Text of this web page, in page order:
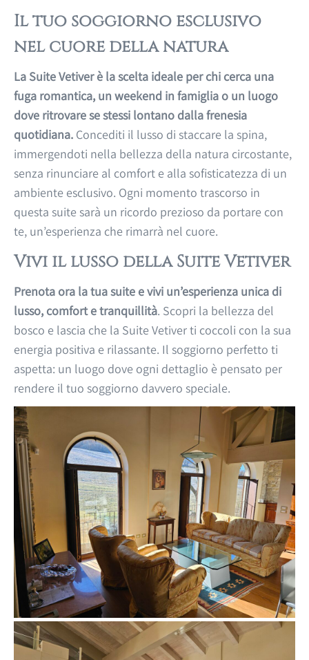
Il tuo soggiorno esclusivo
nel cuore della natura
La Suite Vetiver è la scelta ideale per chi cerca una
fuga romantica, un weekend in famiglia o un luogo
dove ritrovare se stessi lontano dalla frenesia
quotidiana. Concediti il lusso di staccare la spina,
immergendoti nella bellezza della natura circostante,
senza rinunciare al comfort e alla sofisticatezza di un
ambiente esclusivo. Ogni momento trascorso in
questa suite sarà un ricordo prezioso da portare con
te, un’esperienza che rimarrà nel cuore.
Vivi il lusso della Suite Vetiver
Prenota ora la tua suite e vivi un’esperienza unica di
lusso, comfort e tranquillità. Scopri la bellezza del
bosco e lascia che la Suite Vetiver ti coccoli con la sua
energia positiva e rilassante. Il soggiorno perfetto ti
aspetta: un luogo dove ogni dettaglio è pensato per
rendere il tuo soggiorno davvero speciale.